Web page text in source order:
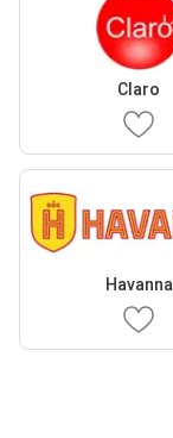
Claro
Havanna